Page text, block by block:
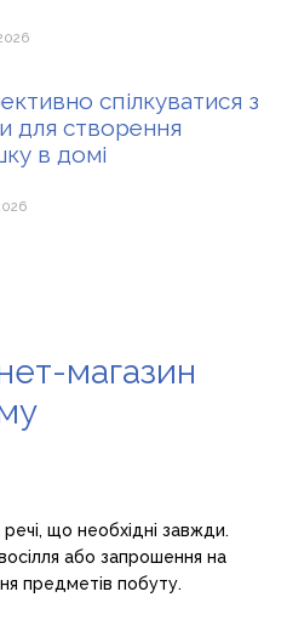
спілкуватися з
для створення
в домі
магазин
що необхідні завжди.
або запрошення на
предметів побуту.